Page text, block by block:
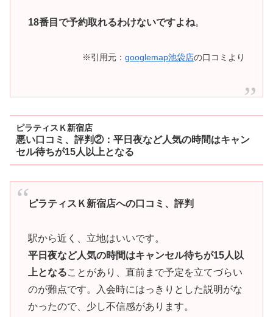
18番目で予約取れるわけないですよね。
※引用元：googlemap池袋店の口コミより
ピラティスＫ新宿店
悪い口コミ、評判②：平日夜など人気の時間はキャン
セル待ちが15人以上となる
ピラティスＫ新宿店への口コミ、評判
駅から近く、立地はいいです。
平日夜など人気の時間はキャンセル待ちが15人以
上となることがあり、直前まで予定を立てづらい
のが難点です。入会時にはっきりとした説明がな
かったので、少し不信感があります。